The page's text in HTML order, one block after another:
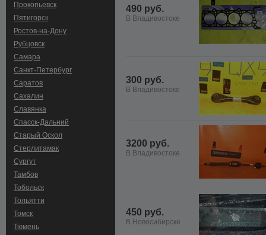
Прокопьевск
Пятигорск
Ростов-на-Дону
Рубцовск
Самара
Санкт-Петербург
Саратов
Сахалин
Славянка
Спасск-Дальний
Старый Оскол
Стерлитамак
Сургут
Тамбов
Тобольск
Тольятти
Томск
Тюмень
490 руб.
В Владивостоке
300 руб.
В Владивостоке
3200 руб.
В Владивостоке
450 руб.
В Новосибирске